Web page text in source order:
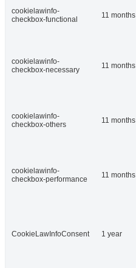
cookielawinfo-
checkbox-functional
11 months
cookielawinfo-
checkbox-necessary
11 months
cookielawinfo-
checkbox-others
11 months
cookielawinfo-
checkbox-performance
11 months
CookieLawInfoConsent 1 year